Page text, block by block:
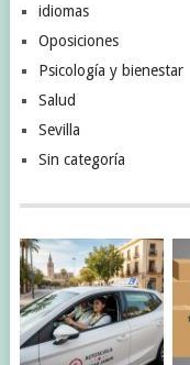
idiomas
Oposiciones
Psicología y bienestar
Salud
Sevilla
Sin categoría